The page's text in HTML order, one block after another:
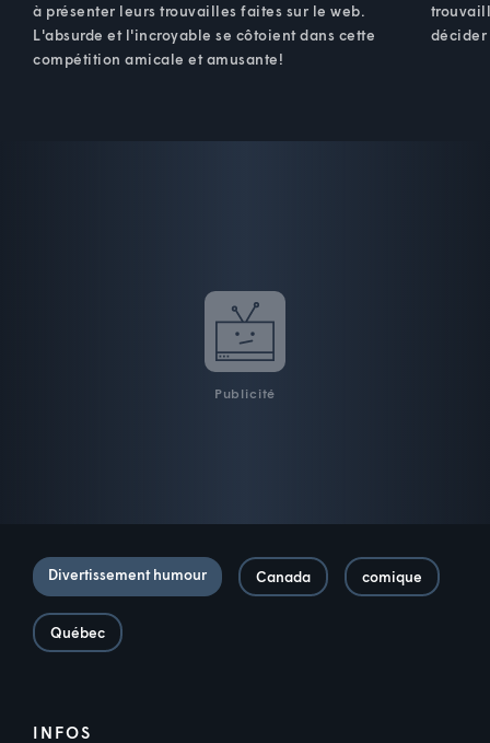
à présenter leurs trouvailles faites sur le web.
L'absurde et l'incroyable se côtoient dans cette
compétition amicale et amusante!
décider
Publicité
Divertissement humour Canada comique
Québec
INFOS